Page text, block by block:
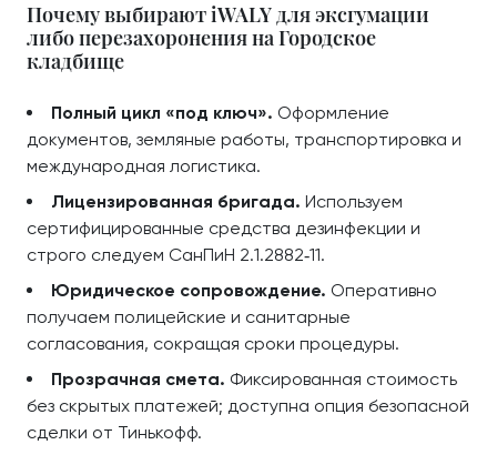
Почему выбирают iWALY для эксгумации
либо перезахоронения на Городское
кладбище
Полный цикл «под ключ». Оформление
документов, земляные работы, транспортировка и
международная логистика.
Лицензированная бригада. Используем
сертифицированные средства дезинфекции и
строго следуем СанПиН 2.1.2882‑11.
Юридическое сопровождение. Оперативно
получаем полицейские и санитарные
согласования, сокращая сроки процедуры.
Прозрачная смета. Фиксированная стоимость
без скрытых платежей; доступна опция безопасной
сделки от Тинькофф.